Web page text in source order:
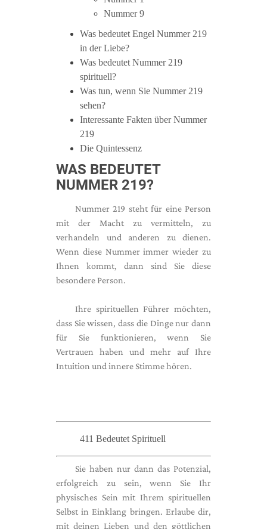
Nummer 9
Was bedeutet Engel Nummer 219
in der Liebe?
Was bedeutet Nummer 219
spirituell?
Was tun, wenn Sie Nummer 219
sehen?
Interessante Fakten über Nummer
219
Die Quintessenz
WAS BEDEUTET
NUMMER 219?
Nummer 219 steht für eine Person
mit der Macht zu vermitteln, zu
verhandeln und anderen zu dienen.
Wenn diese Nummer immer wieder zu
Ihnen kommt, dann sind Sie diese
besondere Person.
Ihre spirituellen Führer möchten,
dass Sie wissen, dass die Dinge nur dann
für Sie funktionieren, wenn Sie
Vertrauen haben und mehr auf Ihre
Intuition und innere Stimme hören.
411 Bedeutet Spirituell
Sie haben nur dann das Potenzial,
erfolgreich zu sein, wenn Sie Ihr
physisches Sein mit Ihrem spirituellen
Selbst in Einklang bringen. Erlaube dir,
mit deinen Lieben und den göttlichen